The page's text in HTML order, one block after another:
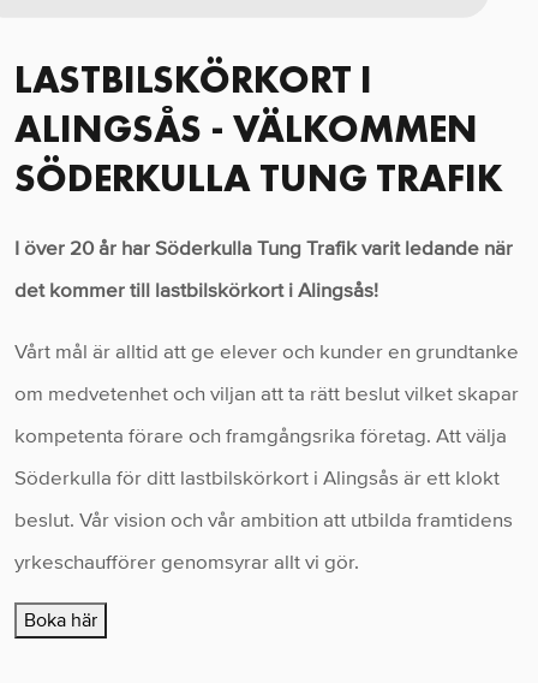
LASTBILSKÖRKORT I
ALINGSÅS - VÄLKOMMEN
SÖDERKULLA TUNG TRAFIK
I över 20 år har Söderkulla Tung Trafik varit ledande när
det kommer till lastbilskörkort i Alingsås!
Vårt mål är alltid att ge elever och kunder en grundtanke
om medvetenhet och viljan att ta rätt beslut vilket skapar
kompetenta förare och framgångsrika företag. Att välja
Söderkulla för ditt lastbilskörkort i Alingsås är ett klokt
beslut. Vår vision och vår ambition att utbilda framtidens
yrkeschaufförer genomsyrar allt vi gör.
Boka här